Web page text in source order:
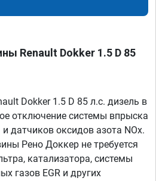
Renault Dokker 1.5 D 85
Dokker 1.5 D 85 л.с. дизель в
отключение системы впрыска
датчиков оксидов азота NOx.
Рено Доккер не требуется
катализатора, системы
газов EGR и других